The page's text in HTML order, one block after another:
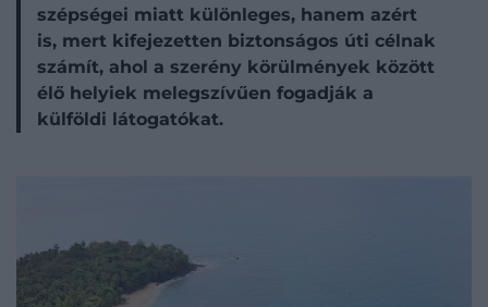
szépségei miatt különleges, hanem azért
is, mert kifejezetten biztonságos úti célnak
számít, ahol a szerény körülmények között
élő helyiek melegszívűen fogadják a
külföldi látogatókat.